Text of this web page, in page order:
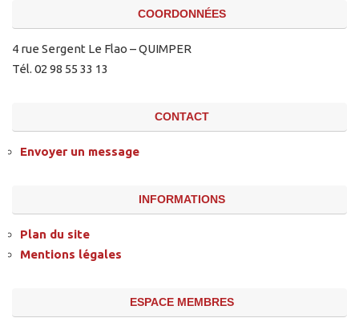
COORDONNÉES
4 rue Sergent Le Flao – QUIMPER
Tél. 02 98 55 33 13
CONTACT
Envoyer un message
INFORMATIONS
Plan du site
Mentions légales
ESPACE MEMBRES